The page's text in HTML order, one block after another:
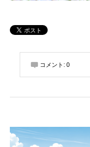
コメント: 0